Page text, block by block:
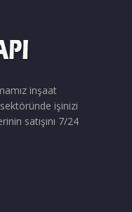
inşaat
işinizi
satışını 7/24